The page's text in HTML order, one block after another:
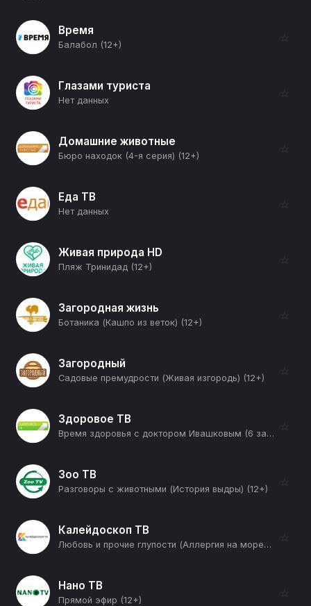
Время
Балабол (12+)
☆
Глазами туриста
Нет данных
☆
Домашние животные
Бюро находок (4-я серия) (12+)
☆
Еда ТВ
Нет данных
☆
Живая природа HD
Пляж Тринидад (12+)
☆
Загородная жизнь
Ботаника (Кашпо из веток) (12+)
☆
Загородный
Садовые премудрости (Живая изгородь) (12+)
☆
Здоровое ТВ
Время здоровья с доктором Ивашковым (6 запахов рака) (12+)
☆
Зоо ТВ
Разговоры с животными (История выдры) (12+)
☆
Калейдоскоп ТВ
Любовь и прочие глупости (Аллергия на морепродукты) (12+)
☆
Нано ТВ
Прямой эфир (12+)
☆